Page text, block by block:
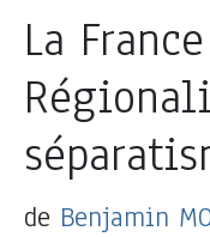
La
de Benjamin